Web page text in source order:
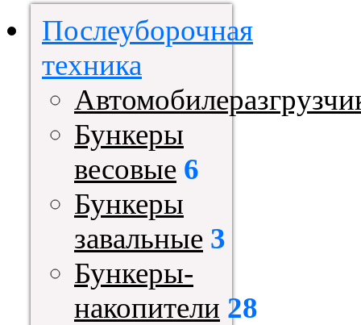
Послеуборочная
техника
Бункеры
весовые 6
Бункеры
завальные 3
Бункеры-
накопители 28